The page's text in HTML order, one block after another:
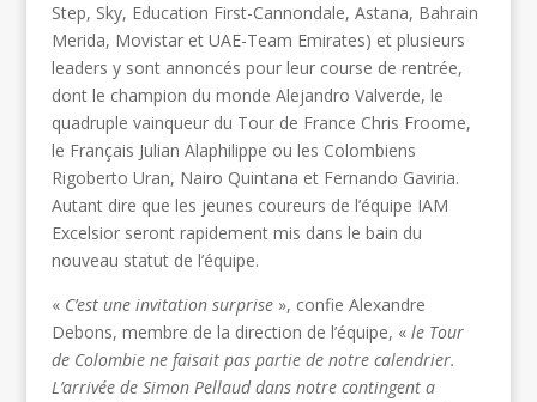
Step, Sky, Education First-Cannondale, Astana, Bahrain
Merida, Movistar et UAE-Team Emirates) et plusieurs
leaders y sont annoncés pour leur course de rentrée,
dont le champion du monde Alejandro Valverde, le
quadruple vainqueur du Tour de France Chris Froome,
le Français Julian Alaphilippe ou les Colombiens
Rigoberto Uran, Nairo Quintana et Fernando Gaviria.
Autant dire que les jeunes coureurs de l’équipe IAM
Excelsior seront rapidement mis dans le bain du
nouveau statut de l’équipe.
« C’est une invitation surprise», confie Alexandre
Debons, membre de la direction de l’équipe, « le Tour
de Colombie ne faisait pas partie de notre calendrier.
L’arrivée de Simon Pellaud dans notre contingent a